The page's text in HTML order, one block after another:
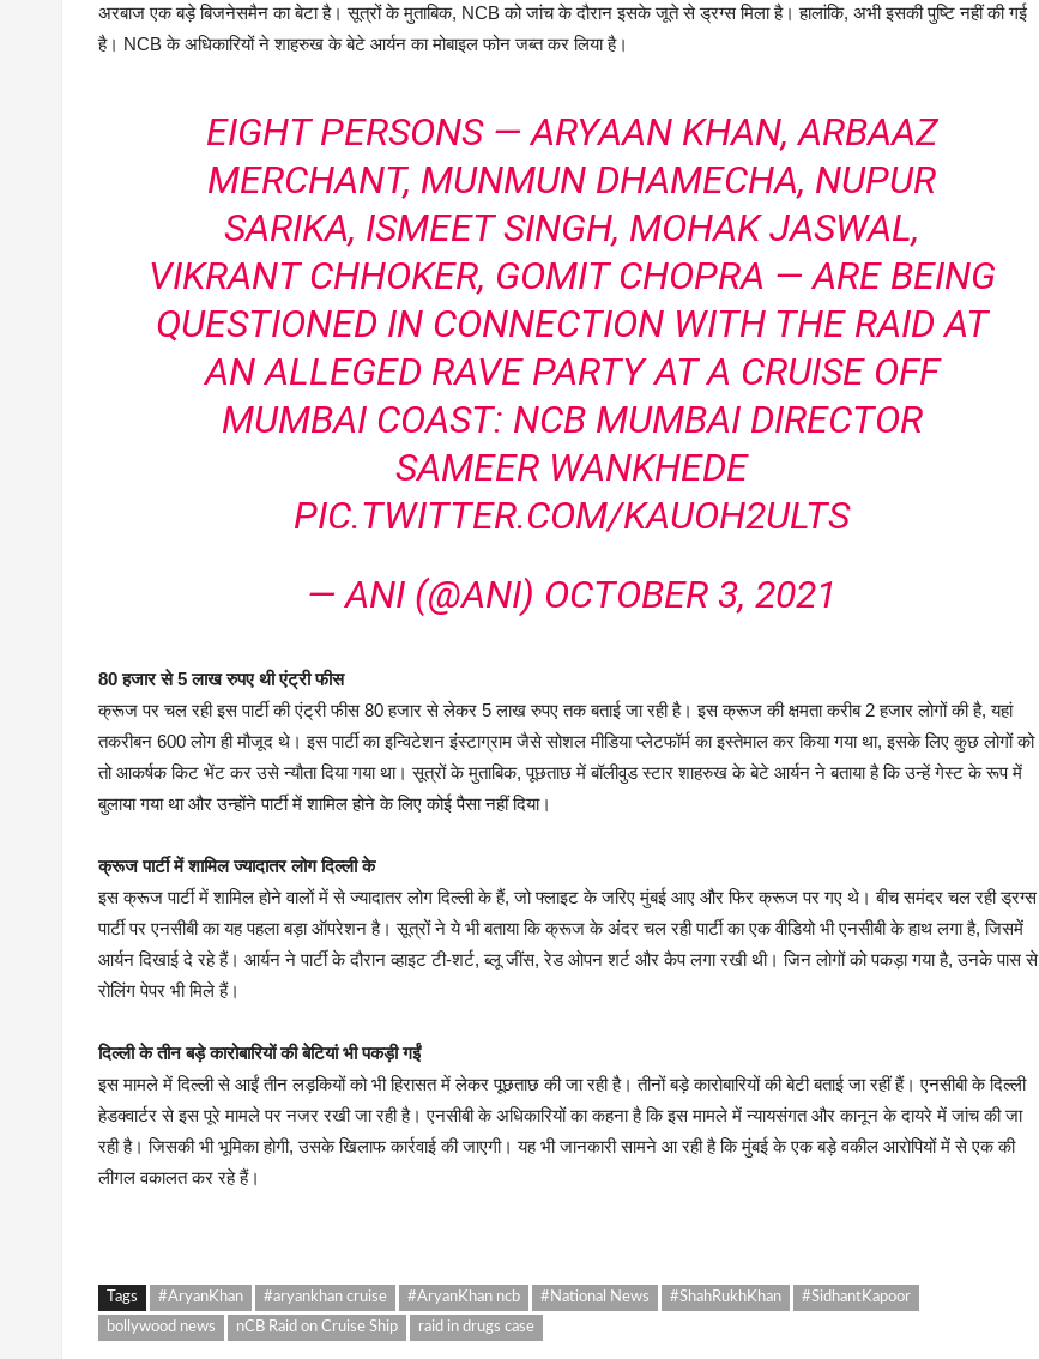
अरबाज एक बड़े बिजनेसमैन का बेटा है। सूत्रों के मुताबिक, NCB को जांच के दौरान इसके जूते से ड्रग्स मिला है। हालांकि, अभी इसकी पुष्टि नहीं की गई
है। NCB के अधिकारियों ने शाहरुख के बेटे आर्यन का मोबाइल फोन जब्त कर लिया है।
EIGHT PERSONS — ARYAAN KHAN, ARBAAZ
MERCHANT, MUNMUN DHAMECHA, NUPUR
SARIKA, ISMEET SINGH, MOHAK JASWAL,
VIKRANT CHHOKER, GOMIT CHOPRA — ARE BEING
QUESTIONED IN CONNECTION WITH THE RAID AT
AN ALLEGED RAVE PARTY AT A CRUISE OFF
MUMBAI COAST: NCB MUMBAI DIRECTOR
SAMEER WANKHEDE
PIC.TWITTER.COM/KAUOH2ULTS
— ANI (@ANI) OCTOBER 3, 2021
80 हजार से 5 लाख रुपए थी एंट्री फीस
क्रूज पर चल रही इस पार्टी की एंट्री फीस 80 हजार से लेकर 5 लाख रुपए तक बताई जा रही है। इस क्रूज की क्षमता करीब 2 हजार लोगों की है, यहां
तकरीबन 600 लोग ही मौजूद थे। इस पार्टी का इन्विटेशन इंस्टाग्राम जैसे सोशल मीडिया प्लेटफॉर्म का इस्तेमाल कर किया गया था, इसके लिए कुछ लोगों को
तो आकर्षक किट भेंट कर उसे न्यौता दिया गया था। सूत्रों के मुताबिक, पूछताछ में बॉलीवुड स्टार शाहरुख के बेटे आर्यन ने बताया है कि उन्हें गेस्ट के रूप में
बुलाया गया था और उन्होंने पार्टी में शामिल होने के लिए कोई पैसा नहीं दिया।
क्रूज पार्टी में शामिल ज्यादातर लोग दिल्ली के
इस क्रूज पार्टी में शामिल होने वालों में से ज्यादातर लोग दिल्ली के हैं, जो फ्लाइट के जरिए मुंबई आए और फिर क्रूज पर गए थे। बीच समंदर चल रही ड्रग्स
पार्टी पर एनसीबी का यह पहला बड़ा ऑपरेशन है। सूत्रों ने ये भी बताया कि क्रूज के अंदर चल रही पार्टी का एक वीडियो भी एनसीबी के हाथ लगा है, जिसमें
आर्यन दिखाई दे रहे हैं। आर्यन ने पार्टी के दौरान व्हाइट टी-शर्ट, ब्लू जींस, रेड ओपन शर्ट और कैप लगा रखी थी। जिन लोगों को पकड़ा गया है, उनके पास से
रोलिंग पेपर भी मिले हैं।
दिल्ली के तीन बड़े कारोबारियों की बेटियां भी पकड़ी गईं
इस मामले में दिल्ली से आईं तीन लड़कियों को भी हिरासत में लेकर पूछताछ की जा रही है। तीनों बड़े कारोबारियों की बेटी बताई जा रहीं हैं। एनसीबी के दिल्ली
हेडक्वार्टर से इस पूरे मामले पर नजर रखी जा रही है। एनसीबी के अधिकारियों का कहना है कि इस मामले में न्यायसंगत और कानून के दायरे में जांच की जा
रही है। जिसकी भी भूमिका होगी, उसके खिलाफ कार्रवाई की जाएगी। यह भी जानकारी सामने आ रही है कि मुंबई के एक बड़े वकील आरोपियों में से एक की
लीगल वकालत कर रहे हैं।
Tags #AryanKhan #aryankhan cruise #AryanKhan ncb #National News #ShahRukhKhan
#SidhantKapoor
bollywood news
nCB Raid on Cruise Ship raid in drugs case